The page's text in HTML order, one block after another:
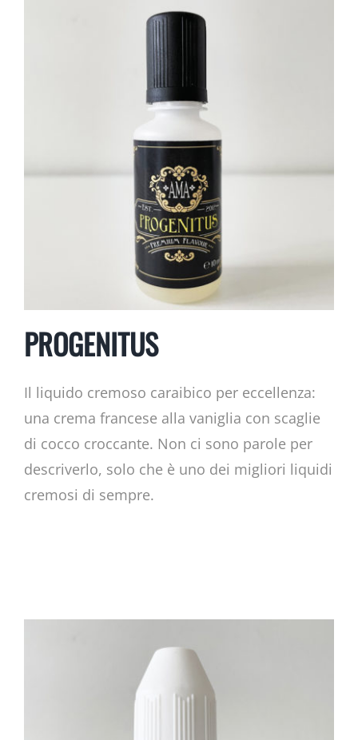
PROGENITUS
Il liquido cremoso caraibico per eccellenza:
una crema francese alla vaniglia con scaglie
di cocco croccante. Non ci sono parole per
descriverlo, solo che è uno dei migliori liquidi
cremosi di sempre.